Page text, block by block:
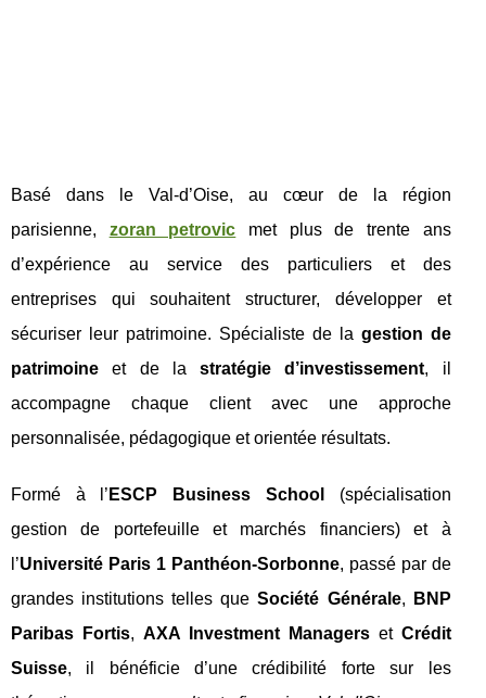
Basé dans le Val-d’Oise, au cœur de la région
parisienne, zoran petrovic met plus de trente ans
d’expérience au service des particuliers et des
entreprises qui souhaitent structurer, développer et
sécuriser leur patrimoine. Spécialiste de la gestion de
patrimoine et de lastratégie d’investissement, il
accompagne chaque client avec une approche
personnalisée, pédagogique et orientée résultats.
Formé à l’ ESCP Business School
(spécialisation
gestion de portefeuille et marchés financiers) et à
l’Université Paris 1 Panthéon‑Sorbonne, passé par de
grandes institutions telles queSociété Générale,
BNP
Paribas Fortis, AXA Investment Managerset Crédit
Suisse, il bénéficie d’une crédibilité forte sur les